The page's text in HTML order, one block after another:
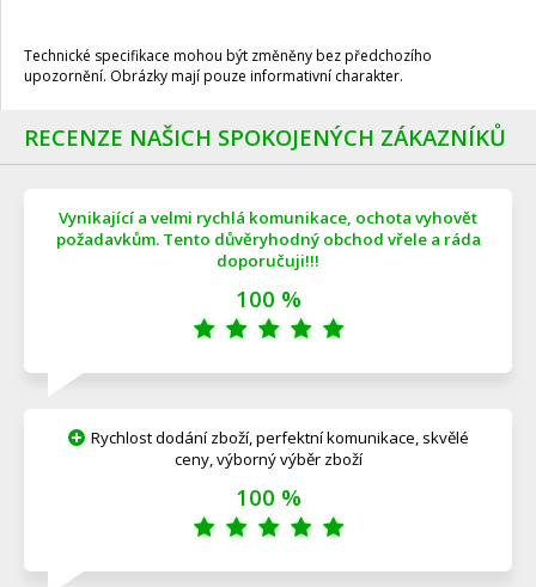
Technické specifikace mohou být změněny bez předchozího
upozornění. Obrázky mají pouze informativní charakter.
RECENZE NAŠICH SPOKOJENÝCH ZÁKAZNÍKŮ
Vynikající a velmi rychlá komunikace, ochota vyhovět
požadavkům. Tento důvěryhodný obchod vřele a ráda
doporučuji!!!
100 %
Rychlost dodání zboží, perfektní komunikace, skvělé
ceny, výborný výběr zboží
100 %